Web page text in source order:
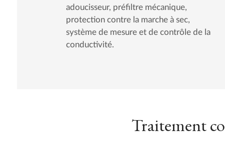
adoucisseur, préfiltre mécanique,
protection contre la marche à sec,
système de mesure et de contrôle de la
conductivité.
Traitement